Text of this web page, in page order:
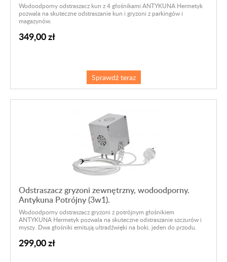
Wodoodporny odstraszacz kun z 4 głośnikami ANTYKUNA Hermetyk
pozwala na skuteczne odstraszanie kun i gryzoni z parkingów i
magazynów.
349,00 zł
Sprawdź teraz
Odstraszacz gryzoni zewnętrzny, wodoodporny.
Antykuna Potrójny (3w1).
Wodoodporny odstraszacz gryzoni z potrójnym głośnikiem
ANTYKUNA Hermetyk pozwala na skuteczne odstraszanie szczurów i
myszy. Dwa głośniki emitują ultradźwięki na boki, jeden do przodu.
299,00 zł